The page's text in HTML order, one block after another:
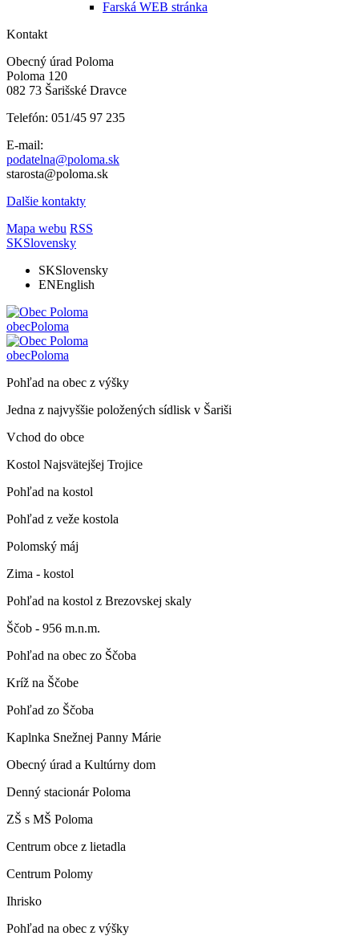
Farská WEB stránka
Kontakt
Obecný úrad Poloma
Poloma 120
082 73 Šarišské Dravce
Telefón: 051/45 97 235
E-mail:
podatelna@poloma.sk
starosta@poloma.sk
Dalšie kontakty
Mapa webu RSS
SKSlovensky
SKSlovensky
ENEnglish
obecPoloma
obecPoloma
Pohľad na obec z výšky
Jedna z najvyššie položených sídlisk v Šariši
Vchod do obce
Kostol Najsvätejšej Trojice
Pohľad na kostol
Pohľad z veže kostola
Polomský máj
Zima - kostol
Pohľad na kostol z Brezovskej skaly
Ščob - 956 m.n.m.
Pohľad na obec zo Ščoba
Kríž na Ščobe
Pohľad zo Ščoba
Kaplnka Snežnej Panny Márie
Obecný úrad a Kultúrny dom
Denný stacionár Poloma
ZŠ s MŠ Poloma
Centrum obce z lietadla
Centrum Polomy
Ihrisko
Pohľad na obec z výšky